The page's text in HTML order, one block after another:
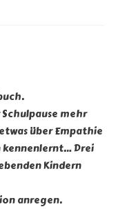
mehr
über Empathie
kennenlernt… Drei
Kindern
anregen.